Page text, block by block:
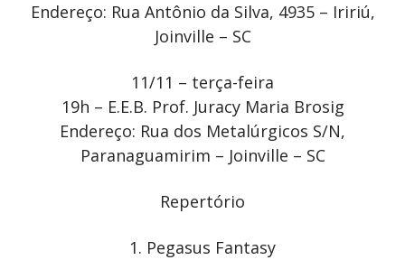
Endereço: Rua Antônio da Silva, 4935 – Iririú,
Joinville – SC
11/11 – terça-feira
19h – E.E.B. Prof. Juracy Maria Brosig
Endereço: Rua dos Metalúrgicos S/N,
Paranaguamirim – Joinville – SC
Repertório
1. Pegasus Fantasy